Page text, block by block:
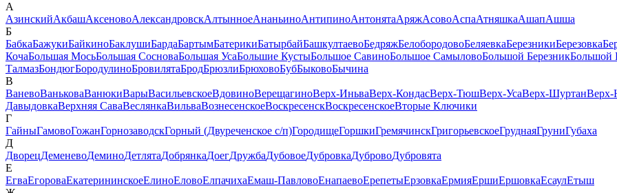
А
АзинскийАкбашАксеновоАлександровскАлтынноеАнаньиноАнтипиноАнтонятаАряжАсовоАспаАтняшкаАшапАшша
Б
БабкаБажукиБайкиноБаклушиБардаБартымБатерикиБатырбайБашкултаевоБедряжБелобородовоБеляевкаБерезникиБерезовка
КочаБольшая МосьБольшая СосноваБольшая УсаБольшие КустыБольшое СавиноБольшое СамыловоБольшой БерезникБольшой
ТалмазБондюгБородулиноБровилятаБродБрюзлиБрюховоБубБыковоБычина
В
ВаневоВаньковаВанюкиВарыВасильевскоеВдовиноВерещагиноВерх-ИньваВерх-КондасВерх-ТюшВерх-УсаВерх-ШуртанВерх-
ДавыдовкаВерхняя СаваВеслянкаВильваВознесенскоеВоскресенскВоскресенскоеВторые Ключики
Г
ГайныГамовоГожанГорнозаводскГорный (Двуреченское с/п)ГородищеГоршкиГремячинскГригорьевскоеГруднаяГруниГубаха
Д
ДворецДеменевоДеминоДетлятаДобрянкаДоегДружбаДубовоеДубровкаДубровоДубровята
Е
ЕгваЕгороваЕкатерининскоеЕлиноЕловоЕлпачихаЕмаш-ПавловоЕнапаевоЕрепетыЕрзовкаЕрмияЕршиЕршовкаЕсаулЕтыш